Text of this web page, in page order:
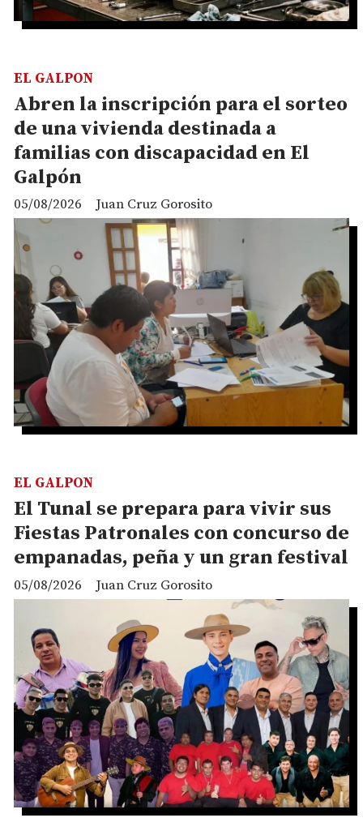
Abren la inscripción para el sorteo
de una vivienda destinada a
familias con discapacidad en El
Galpón
Juan Cruz Gorosito
EL GALPON
05/08/2026
El Tunal se prepara para vivir sus
Fiestas Patronales con concurso de
empanadas, peña y un gran festival
Juan Cruz Gorosito
EL GALPON
05/08/2026